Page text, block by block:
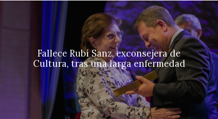
Fallece Rubí Sanz, exconsejera de
Cultura, tras una larga enfermedad